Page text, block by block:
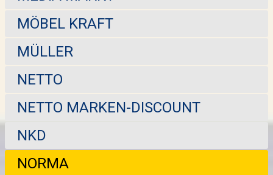
MÖBEL KRAFT
MÜLLER
NETTO
NETTO MARKEN-DISCOUNT
NKD
NORMA